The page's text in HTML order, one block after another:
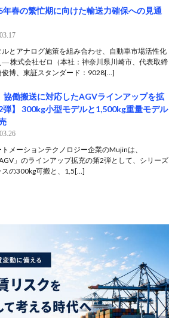
春の繁忙期に向けた輸送力確保への見通
とアナログ施策を組み合わせ、自動車市場活性化
― 株式会社ゼロ（本社：神奈川県川崎市、代表取締
俊博、東証スタンダード：9028[…]
協働搬送に対応したAGVラインアップを拡
弾】 300kg小型モデルと1,500kg重量モデル
メーションテクノロジー企業のMujinは、
」のラインアップ拡充の第2弾として、シリーズ
スの300kg可搬と、1,5[…]